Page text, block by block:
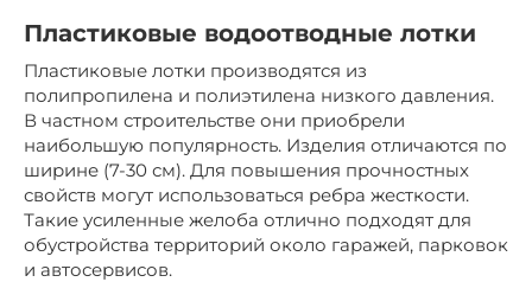
Пластиковые водоотводные лотки
Пластиковые лотки производятся из
полипропилена и полиэтилена низкого давления.
В частном строительстве они приобрели
наибольшую популярность. Изделия отличаются по
ширине (7-30 см). Для повышения прочностных
свойств могут использоваться ребра жесткости.
Такие усиленные желоба отлично подходят для
обустройства территорий около гаражей, парковок
и автосервисов.